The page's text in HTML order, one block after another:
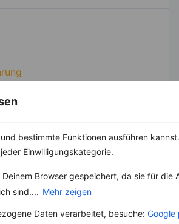
bestimmte Funktionen ausführen
Einwilligungskategorie.
Browser gespeichert, da sie für die
sind.... Mehr zeigen
Daten verarbeitet, besuche: Google